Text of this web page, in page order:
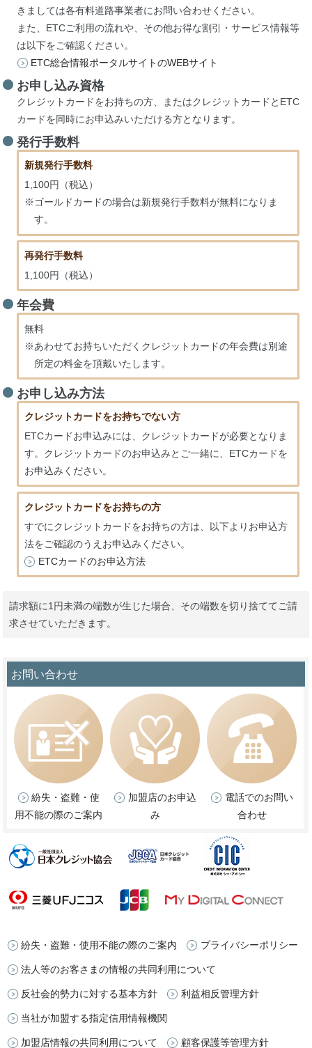
きましては各有料道路事業者にお問い合わせください。
また、ETCご利用の流れや、その他お得な割引・サービス情報等
は以下をご確認ください。
ETC総合情報ポータルサイトのWEBサイト
お申し込み資格
クレジットカードをお持ちの方、またはクレジットカードとETC
カードを同時にお申込みいただける方となります。
発行手数料
新規発行手数料
1,100円（税込）
※ゴールドカードの場合は新規発行手数料が無料になりま
す。
再発行手数料
1,100円（税込）
年会費
無料
※あわせてお持ちいただくクレジットカードの年会費は別途
所定の料金を頂戴いたします。
お申し込み方法
クレジットカードをお持ちでない方
ETCカードお申込みには、クレジットカードが必要となりま
す。クレジットカードのお申込みとご一緒に、ETCカードを
お申込みください。
クレジットカードをお持ちの方
すでにクレジットカードをお持ちの方は、以下よりお申込方
法をご確認のうえお申込みください。
ETCカードのお申込方法
請求額に1円未満の端数が生じた場合、その端数を切り捨ててご請
求させていただきます。
お問い合わせ
紛失・盗難・使
用不能の際のご案内
加盟店のお申込
み
電話でのお問い
合わせ
紛失・盗難・使用不能の際のご案内 プライバシーポリシー
法人等のお客さまの情報の共同利用について
反社会的勢力に対する基本方針 利益相反管理方針
当社が加盟する指定信用情報機関
加盟店情報の共同利用について 顧客保護等管理方針